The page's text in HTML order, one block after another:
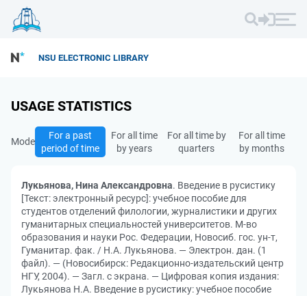
NSU ELECTRONIC LIBRARY
USAGE STATISTICS
Mode
For a past
period of time
For all time
by years
For all time by
quarters
For all time
by months
Лукьянова, Нина Александровна. Введение в русистику
[Текст: электронный ресурс]: учебное пособие для
студентов отделений филологии, журналистики и других
гуманитарных специальностей университетов. М-во
образования и науки Рос. Федерации, Новосиб. гос. ун-т,
Гуманитар. фак. / Н.А. Лукьянова. — Электрон. дан. (1
файл). — (Новосибирск: Редакционно-издательский центр
НГУ, 2004). — Загл. с экрана. — Цифровая копия издания:
Лукьянова Н.А. Введение в русистику: учебное пособие